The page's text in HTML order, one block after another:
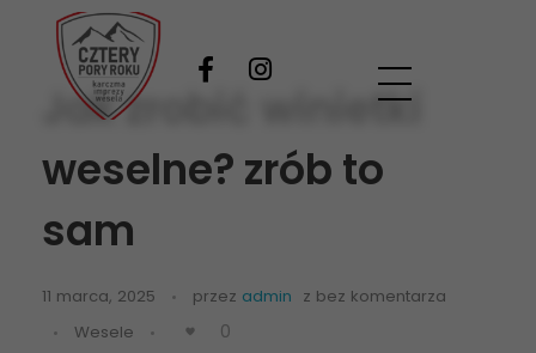
Jak zrobić winietki
weselne? zrób to
sam
11 marca, 2025 przez admin z bez komentarza
Wesele
0